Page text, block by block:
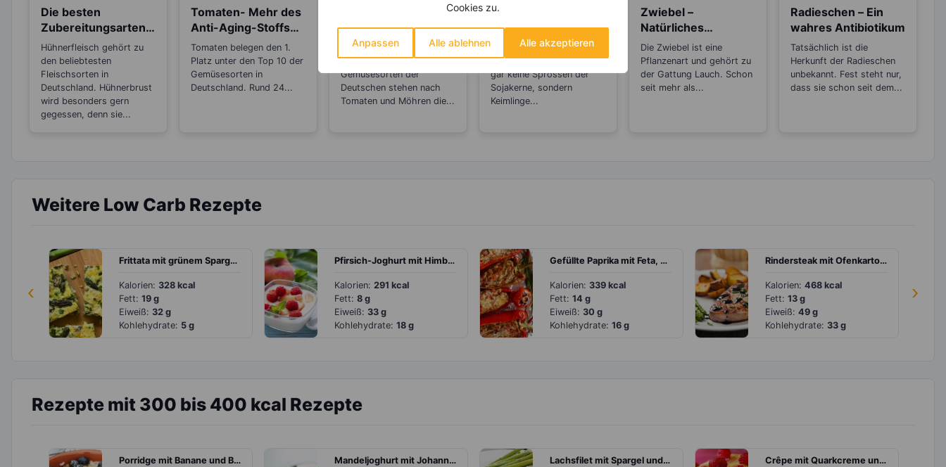
Cookies zu.
Anpassen Alle ablehnen Alle akzeptieren
Die besten
Zubereitungsarten
für Hühnerfleisch
Hühnerfleisch gehört zu
den beliebtesten
Fleischsorten in
Deutschland. Hühnerbrust
wird besonders gern
gegessen, denn sie...
Tomaten- Mehr des
Anti-Aging-Stoffs
Lycopin durchs
Einkochen?
Tomaten belegen den 1.
Platz unter den Top 10 der
Gemüsesorten in
Deutschland. Rund 24...
nur 12 Kalorien sind
sie wahre
Schlankmacher!
Auf dem dritten Platz der
beliebtesten
Gemüsesorten der
Deutschen stehen nach
Tomaten und Möhren die...
Kennst du den
Unterschied
zwischen
Sojasprossen und
Mungbohnen-
Keimlingen?
Sojasprossen, so wie wir
sie kennen, sind eigentlich
gar keine Sprossen der
Sojakerne, sondern
Keimlinge...
Zwiebel –
Natürliches
Antibiotikum und
„Wunder“-Heilmittel
Die Zwiebel ist eine
Pflanzenart und gehört zu
der Gattung Lauch. Schon
seit mehr als...
Radieschen – Ein
wahres Antibiotikum
Tatsächlich ist die
Herkunft der Radieschen
unbekannt. Fest steht nur,
dass sie schon seit dem...
Weitere Low Carb Rezepte
‹ ›
Frittata mit grünem Spargel, Feta und Petersilie
Kalorien: 328 kcal
Fett: 19 g
Eiweiß: 32 g
Kohlehydrate: 5 g
Pfirsich-Joghurt mit Himbeeren
Kalorien: 291 kcal
Fett: 8 g
Eiweiß: 33 g
Kohlehydrate: 18 g
Gefüllte Paprika mit Feta, Tomaten und Peperoni
Kalorien: 339 kcal
Fett: 14 g
Eiweiß: 30 g
Kohlehydrate: 16 g
Rindersteak mit Ofenkartoffeln und grünem Spargel
Kalorien: 468 kcal
Fett: 13 g
Eiweiß: 49 g
Kohlehydrate: 33 g
Rezepte mit 300 bis 400 kcal Rezepte
Porridge mit Banane und Blaubeeren Mandeljoghurt mit Johannisbeeren und Samen Lachsfilet mit Spargel und Reis Crêpe mit Quarkcreme und Himbeeren